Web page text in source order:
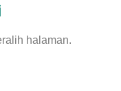
halaman.